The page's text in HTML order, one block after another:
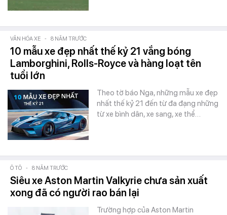
VĂN HÓA XE - 8 NĂM TRƯỚC
10 mẫu xe đẹp nhất thế kỷ 21 vắng bóng
Lamborghini, Rolls-Royce và hàng loạt tên
tuổi lớn
Theo tờ báo Nga, những mẫu xe đẹp
nhất thế kỷ 21 đến từ đa đạng những
từ xe bình dân, xe sang, xe thể…
Ô TÔ - 8 NĂM TRƯỚC
Siêu xe Aston Martin Valkyrie chưa sản xuất
xong đã có người rao bán lại
Trường hợp của Aston Martin